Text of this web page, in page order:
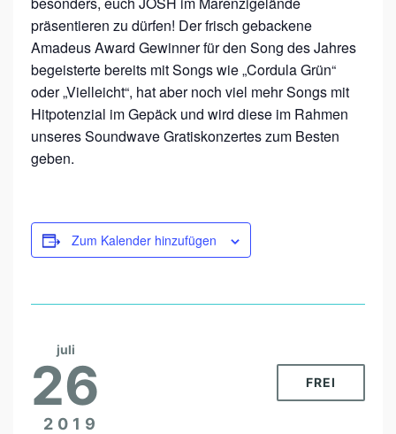
präsentieren zu dürfen! Der frisch gebackene
Amadeus Award Gewinner für den Song des Jahres
begeisterte bereits mit Songs wie „Cordula Grün“
oder „Vielleicht“, hat aber noch viel mehr Songs mit
Hitpotenzial im Gepäck und wird diese im Rahmen
unseres Soundwave Gratiskonzertes zum Besten
geben.
Zum Kalender hinzufügen
juli
26
2019
FREI